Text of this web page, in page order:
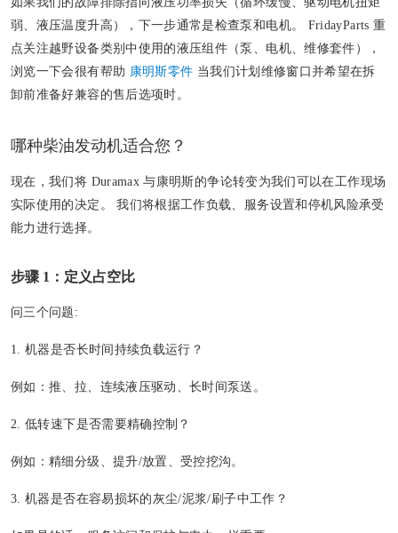
弱、液压温度升高），下一步通常是检查泵和电机。 FridayParts 重
点关注越野设备类别中使用的液压组件（泵、电机、维修套件），
浏览一下会很有帮助 康明斯零件 当我们计划维修窗口并希望在拆
卸前准备好兼容的售后选项时。
哪种柴油发动机适合您？
现在，我们将 Duramax 与康明斯的争论转变为我们可以在工作现场
实际使用的决定。 我们将根据工作负载、服务设置和停机风险承受
能力进行选择。
步骤 1：定义占空比
问三个问题:
1. 机器是否长时间持续负载运行？
例如：推、拉、连续液压驱动、长时间泵送。
2. 低转速下是否需要精确控制？
例如：精细分级、提升/放置、受控挖沟。
3. 机器是否在容易损坏的灰尘/泥浆/刷子中工作？